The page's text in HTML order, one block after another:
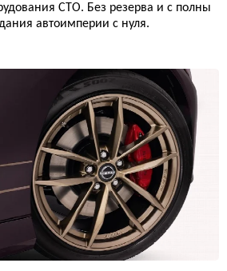
СТО. Без резерва и с полны
автоимперии с нуля.